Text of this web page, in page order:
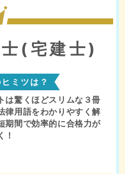
(宅建士)
ミツは？
は驚くほどスリムな３冊
律用語をわかりやすく解
期間で効率的に合格力が
！